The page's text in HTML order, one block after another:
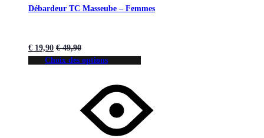
Débardeur TC Masseube – Femmes
€ 19,90 €49,90
Choix des options